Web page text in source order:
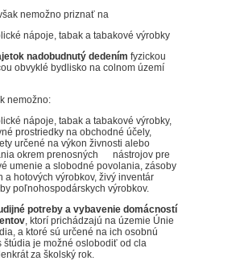
nemožno priznať na
nápoje, tabak a tabakové výrobky
nadobudnutý dedením fyzickou
obvyklé bydlisko na colnom území
nemožno:
nápoje, tabak a tabakové výrobky,
prostriedky na obchodné účely,
určené na výkon živnosti alebo
okrem prenosných nástrojov pre
umenie a slobodné povolania, zásoby
a hotových výrobkov, živý inventár
poľnohospodárskych výrobkov.
potreby a vybavenie domácností
, ktorí prichádzajú na územie Únie
a ktoré sú určené na ich osobnú
štúdia je možné oslobodiť od cla
za školský rok.